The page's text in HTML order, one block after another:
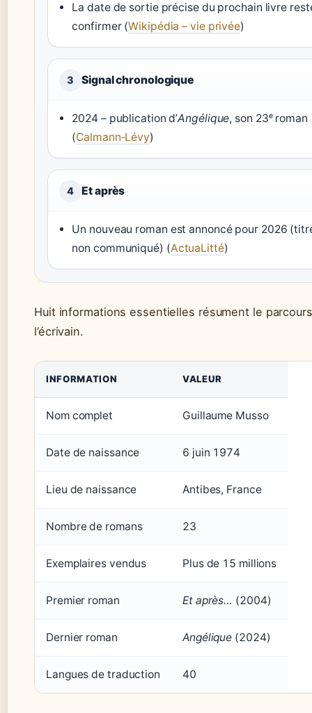
La date de sortie précise du prochain livre
confirmer (Wikipédia – vie privée)
3 Signal chronologique
2024 – publication d’Angélique, son 23ᵉ roman
(Calmann‑Lévy)
4 Et après
Un nouveau roman est annoncé pour 2026
non communiqué) (ActuaLitté)
Huit informations essentielles résument le
l’écrivain.
INFORMATION VALEUR
Nom complet Guillaume Musso
Date de naissance 6 juin 1974
Lieu de naissance Antibes, France
Nombre de romans 23
Exemplaires vendus Plus de 15 millions
Premier roman Et après… (2004)
Dernier roman Angélique (2024)
Langues de traduction 40